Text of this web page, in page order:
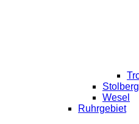
Stolberg
Wesel
Ruhrgebiet